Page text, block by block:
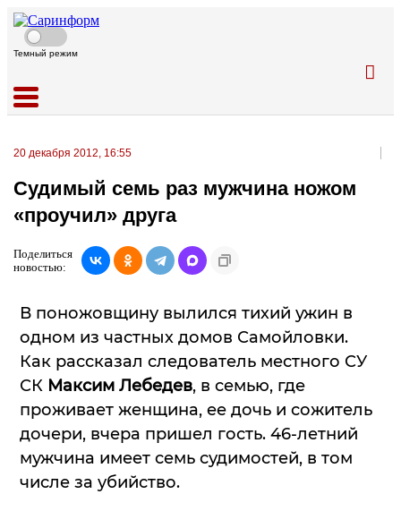
Темный режим
20 декабря 2012, 16:55
Судимый семь раз мужчина ножом
«проучил» друга
Поделиться
новостью:
В поножовщину вылился тихий ужин в
одном из частных домов Самойловки.
Как рассказал следователь местного СУ
СК Максим Лебедев, в семью, где
проживает женщина, ее дочь и сожитель
дочери, вчера пришел гость. 46-летний
мужчина имеет семь судимостей, в том
числе за убийство.